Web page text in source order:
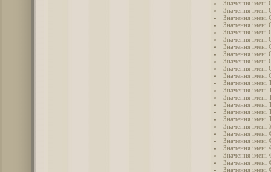
Значення імені
Значення імені
Значення імені
Значення імені
Значення імені
Значення імені
Значення імені
Значення імені
Значення імені
Значення імені
Значення імені
Значення імені
Значення імені
Значення імені
Значення імені
Значення імені
Значення імені
Значення імені
Значення імені
Значення імені
Значення імені
Значення імені
Значення імені
Значення імені